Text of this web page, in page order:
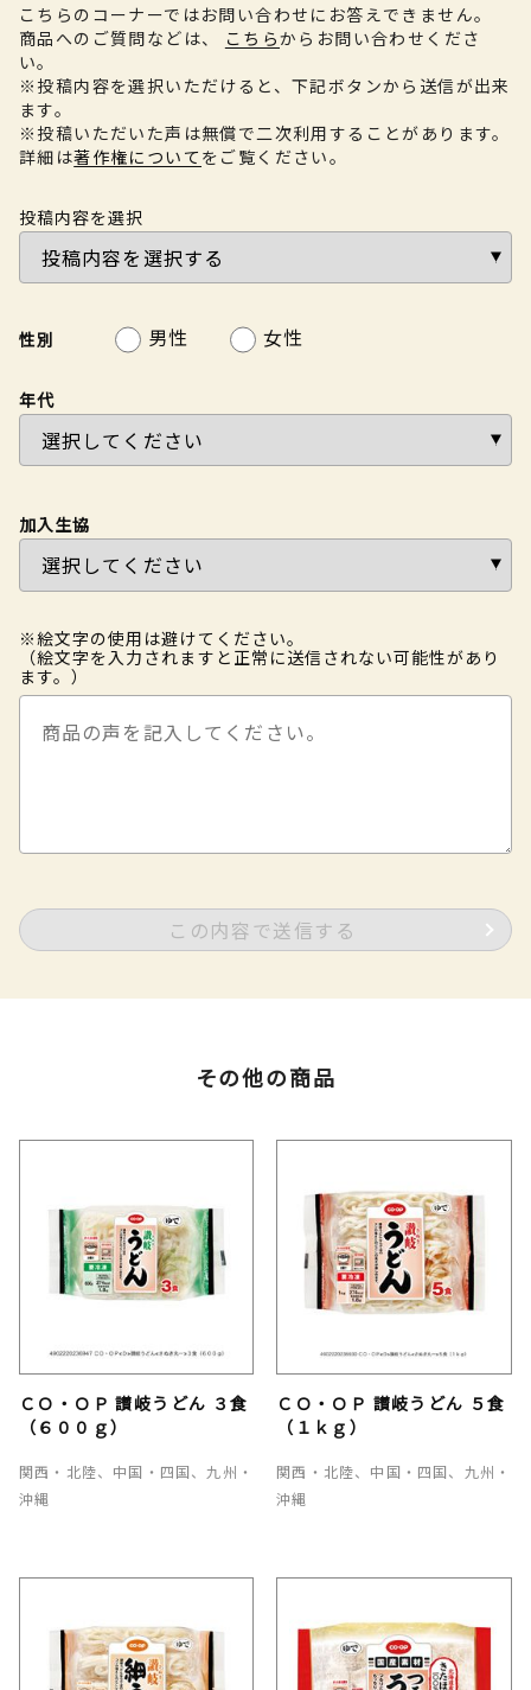
こちらのコーナーではお問い合わせにお答えできません。
商品へのご質問などは、
こちらからお問い合わせくださ
い。
※投稿内容を選択いただけると、下記ボタンから送信が出来
ます。
※投稿いただいた声は無償で二次利用することがあります。
詳細は著作権について をご覧ください。
投稿内容を選択
性別 男性 女性
年代
加入生協
※絵文字の使用は避けてください。
（絵文字を入力されますと正常に送信されない可能性があり
ます。）
この内容で送信する
その他の商品
ＣＯ・ＯＰ 讃岐うどん ３食
（６００ｇ）
関西・北陸、中国・四国、九州・
沖縄
ＣＯ・ＯＰ 讃岐うどん ５食
（１ｋｇ）
関西・北陸、中国・四国、九州・
沖縄